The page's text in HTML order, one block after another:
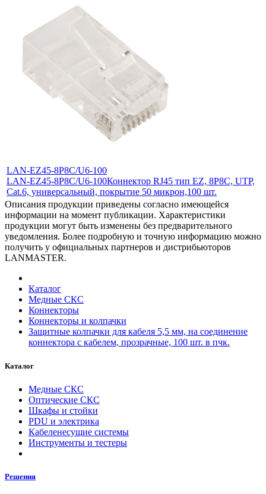
LAN-EZ45-8P8C/U6-100
LAN-EZ45-8P8C/U6-100Коннектор RJ45 тип EZ, 8P8C, UTP,
Cat.6, универсальный, покрытие 50 микрон,100 шт.
Описания продукции приведены согласно имеющейся
информации на момент публикации. Характеристики
продукции могут быть изменены без предварительного
уведомления. Более подробную и точную информацию можно
получить у официальных партнеров и дистрибьюторов
LANMASTER.
Каталог
Медные СКС
Коннекторы
Коннекторы и колпачки
Защитные колпачки для кабеля 5,5 мм, на соединение
коннектора с кабелем, прозрачные, 100 шт. в пчк.
Каталог
Медные СКС
Оптические СКС
Шкафы и стойки
PDU и электрика
Кабеленесущие системы
Инструменты и тестеры
Решения